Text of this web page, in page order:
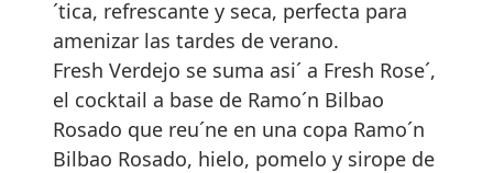
´tica, refrescante y seca, perfecta para
amenizar las tardes de verano.
Fresh Verdejo se suma asi´ a Fresh Rose´,
el cocktail a base de Ramo´n Bilbao
Rosado que reu´ne en una copa Ramo´n
Bilbao Rosado, hielo, pomelo y sirope de